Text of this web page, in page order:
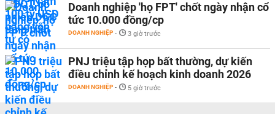
Doanh nghiệp 'họ FPT' chốt ngày nhận cổ
tức 10.000 đồng/cp
DOANH NGHIỆP - 3 giờ trước
PNJ triệu tập họp bất thường, dự kiến
điều chỉnh kế hoạch kinh doanh 2026
DOANH NGHIỆP - 5 giờ trước